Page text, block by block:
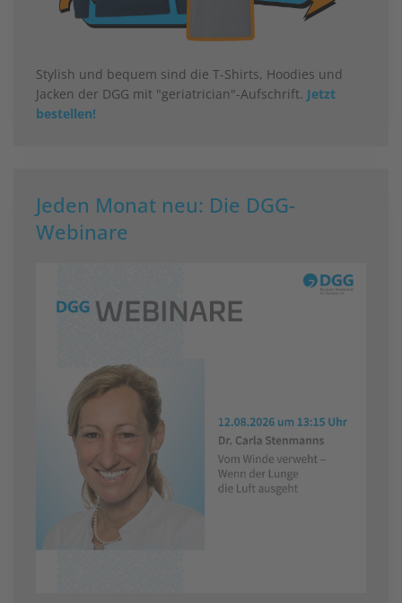
Stylish und bequem sind die T-Shirts, Hoodies und
Jacken der DGG mit "geriatrician"-Aufschrift. Jetzt
bestellen!
Jeden Monat neu: Die DGG-
Webinare